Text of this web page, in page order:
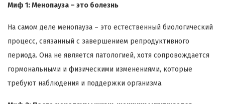
Миф 1: Менопауза – это болезнь
На самом деле менопауза – это естественный биологический
процесс, связанный с завершением репродуктивного
периода. Она не является патологией, хотя сопровождается
гормональными и физическими изменениями, которые
требуют наблюдения и поддержки организма.